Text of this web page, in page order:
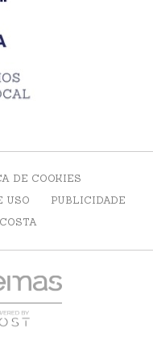
DE COOKIES
USO
PUBLICIDADE